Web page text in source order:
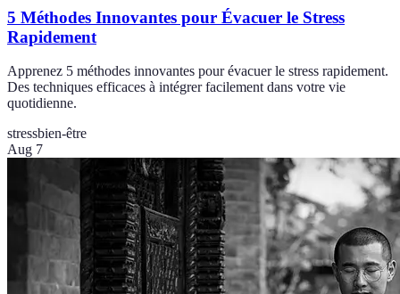
5 Méthodes Innovantes pour Évacuer le Stress
Rapidement
Apprenez 5 méthodes innovantes pour évacuer le stress rapidement.
Des techniques efficaces à intégrer facilement dans votre vie
quotidienne.
stressbien-être
Aug 7